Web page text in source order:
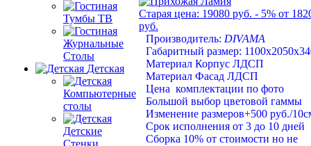
Тумбы ТВ
Журнальные
Столы
Детская
Компьютерные
столы
Детские
Стенки
Старая цена: 19080 руб. - 5% от
руб.
Производитель: DIVAMA
Габаритный размер:
Материал Корпус ЛДСП
Материал Фасад ЛДСП
Цена комплектации по фото
Большой выбор цветовой гаммы
Изменение размеров+500 руб./
Срок исполнения от 3 до 10 дней
Сборка 10% от стоимости но не